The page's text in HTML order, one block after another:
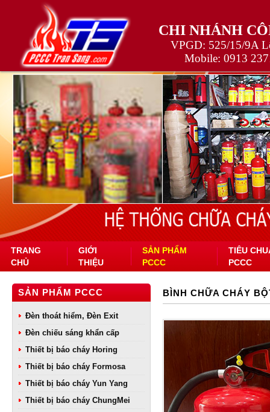
CHI NHÁNH
VPGD: 525/15/9A
Mobile: 0913
TRANG
CHỦ
GIỚI
THIỆU
SẢN PHẨM
PCCC
TIÊU
PCCC
SẢN PHẨM PCCC
Đèn thoát hiểm, Đèn Exit
Đèn chiếu sáng khẩn cấp
Thiết bị báo cháy Horing
Thiết bị báo cháy Formosa
Thiết bị báo cháy Yun Yang
Thiết bị báo cháy ChungMei
BÌNH CHỮA CHÁY